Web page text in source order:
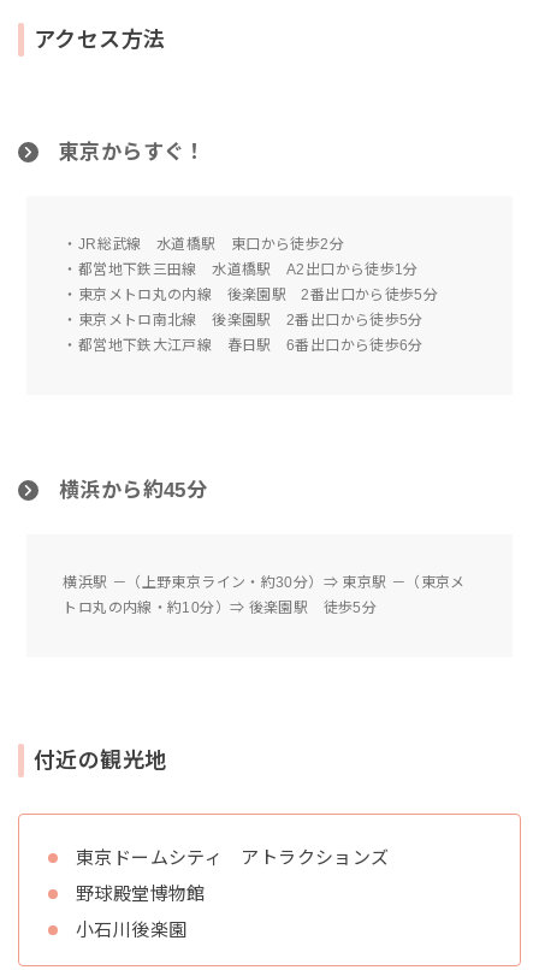
アクセス方法
東京からすぐ！
・JR総武線 水道橋駅 東口から徒歩2分
・都営地下鉄三田線 水道橋駅 A2出口から徒歩1分
・東京メトロ丸の内線 後楽園駅 2番出口から徒歩5分
・東京メトロ南北線 後楽園駅 2番出口から徒歩5分
・都営地下鉄大江戸線 春日駅 6番出口から徒歩6分
横浜から約45分
横浜駅 －（上野東京ライン・約30分）⇒ 東京駅 －（東京メ
トロ丸の内線・約10分）⇒ 後楽園駅 徒歩5分
付近の観光地
東京ドームシティ アトラクションズ
野球殿堂博物館
小石川後楽園